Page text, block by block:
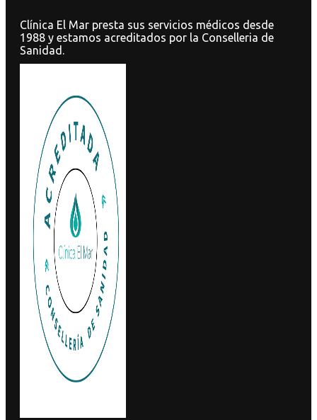
Clínica El Mar presta sus servicios médicos desde
1988 y estamos acreditados por la Conselleria de
Sanidad.